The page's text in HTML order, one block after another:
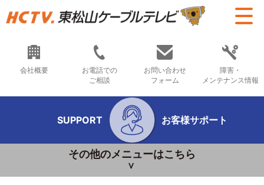
会社概要
お電話での
ご相談
お問い合わせ
フォーム
障害・
メンテナンス情報
SUPPORT お客様サポート
その他のメニューはこちら